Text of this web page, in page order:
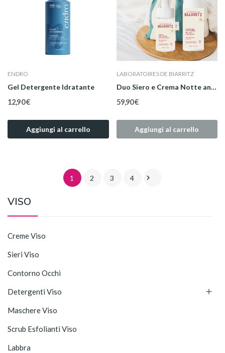
VISO
Creme Viso
Sieri Viso
Contorno Occhi
Detergenti Viso 
Maschere Viso
Scrub Esfolianti Viso
Labbra
ENDRO
Gel Detergente Idratante
12,90 €
Aggiungi al carrello
LABORATOIRES DE BIARRITZ
Duo Siero e Crema Notte anti macchie
59,90 €
Aggiungi al carrello
1 2 3 4 